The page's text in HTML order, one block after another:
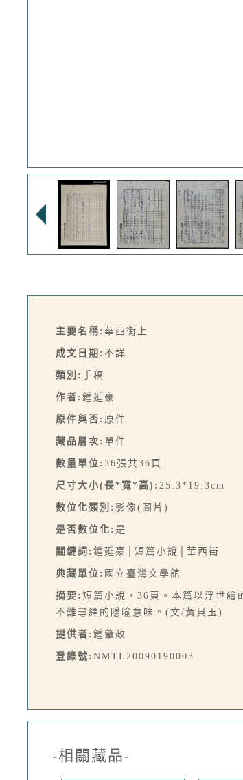
主要名稱: 華西街上
成文日期: 不詳
類別: 手稿
作者: 鍾延豪
原件與否: 原件
藏品層次: 單件
數量單位: 36張共36頁
尺寸大小(長*寬*高): 25.3*19.3cm
數位化類別: 影像(圖片)
是否數位化: 是
關鍵詞: 鍾延豪│短篇小說│華西街
典藏單位: 國立臺灣文學館
摘要: 短篇小說，36頁。本篇以浮世繪
不難尋繹的隱喻意味。(文/黃貝玉)
提供者: 鍾肇政
登錄號: NMTL20090190003
-相關藏品-